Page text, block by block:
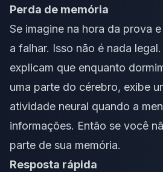
Perda de memória
Se imagine na hora da prova
a falhar. Isso não é nada
explicam que enquanto
uma parte do cérebro, exibe
atividade neural quando a
informações. Então se você
parte de sua memória.
Resposta rápida